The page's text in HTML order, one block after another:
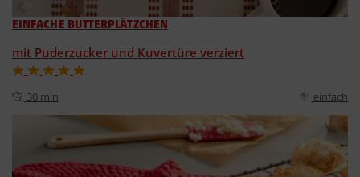
EINFACHE BUTTERPLÄTZCHEN
mit Puderzucker und Kuvertüre verziert
30 min einfach